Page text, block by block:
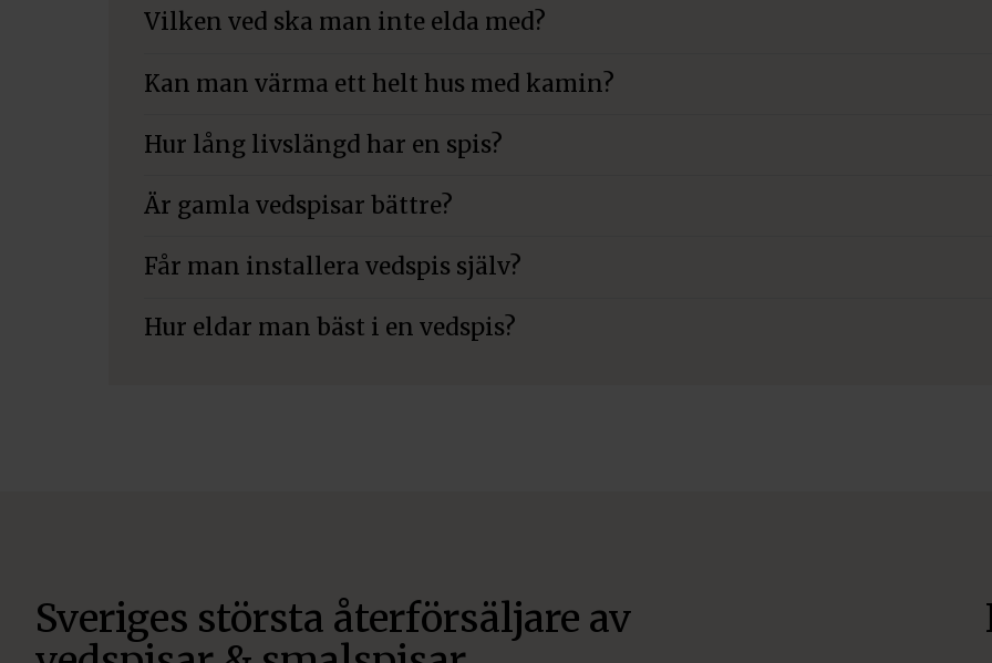
Vilken ved ska man inte elda med?
Kan man värma ett helt hus med kamin?
Hur lång livslängd har en spis?
Är gamla vedspisar bättre?
Får man installera vedspis själv?
Hur eldar man bäst i en vedspis?
Sveriges största återförsäljare av